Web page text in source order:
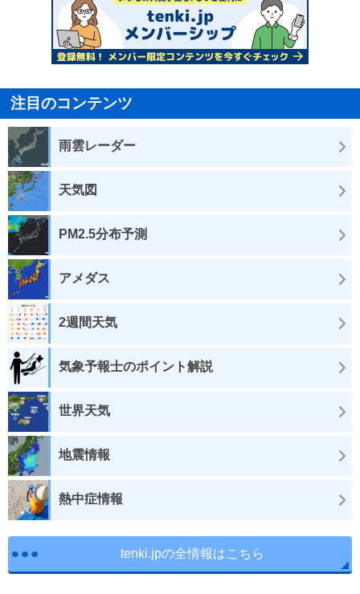
注目のコンテンツ
雨雲レーダー
天気図
PM2.5分布予測
アメダス
2週間天気
気象予報士のポイント解説
世界天気
地震情報
熱中症情報
tenki.jpの全情報はこちら